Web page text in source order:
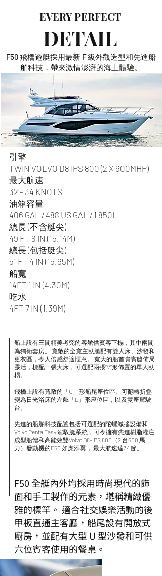
EVERY PERFECT
DETAIL
F50 飛橋遊艇採用最新 F 級外觀造型和先進船
舶科技，帶來激情澎湃的海上體驗。
引擎
TWIN VOLVO D8 IPS 800 (2 X 600MHP)
最大航速
32 - 34 KNOTS
油箱容量
406 GAL / 488 US GAL / 1 850L
總長 (不含艇尖)
49 FT 8 IN (15.14M)
總長 (包括艇尖)
51 FT 4 IN (15.65M)
船寬
14FT 1 IN (4.30M)
吃水
4FT 7 IN (1.39M)
船上設有三間精美考究的客艙供賓客下榻，其中兩間
為獨衛套房。 寬敞的全寬主臥艙配有雙人床、沙發和
更衣區，令人倍感舒適愜意。 寬大的船首貴賓艙佈局
靈活，標配一張大床，可選配兩張“V”形佈置的單人臥
榻。
飛橋上設有寬敞的「U」形船尾座位區、可翻轉折疊
變為日光浴床的左舷「L」形座位區，以及雙座駕駛
台。
先進的船舶科技配置包括可選配的陀螺減搖設備和
Volvo Penta Easy 駕馭艇系統，可令擁有先進樹脂灌注
成型船體和高能效雙Volvo D8-IPS 800（2 台600 馬
力）發動機的F50 如虎添翼， 最大航速達34 節。
F50 全艇內外均採用時尚現代的飾
面和手工製作的元素，堪稱精緻優
雅的標竿。 適合社交娛樂活動的後
甲板直通主客廳，船尾設有開放式
廚房，並配有大型 U 型沙發和可供
六位賓客使用的餐桌。